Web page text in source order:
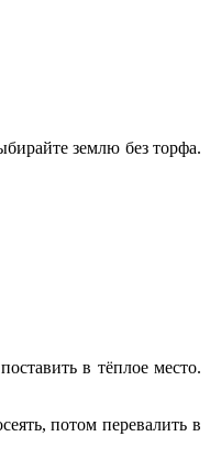
землю без торфа.
в тёплое место.
потом перевалить в